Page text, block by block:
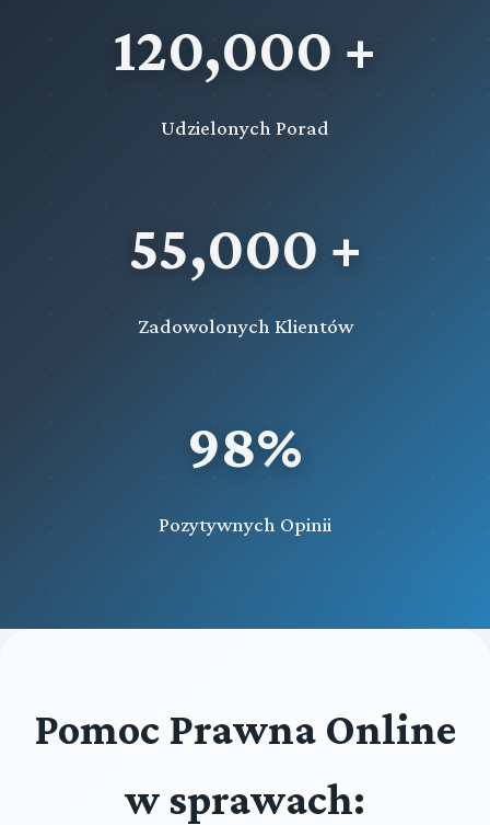
120,000 +
Udzielonych Porad
55,000 +
Zadowolonych Klientów
98%
Pozytywnych Opinii
Pomoc Prawna Online
w sprawach: